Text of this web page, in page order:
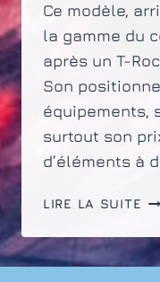
Ce modèle,
la gamme du
après un T-
Son
équipements,
surtout son
d’éléments à
LIRE LA SUITE LE
DU